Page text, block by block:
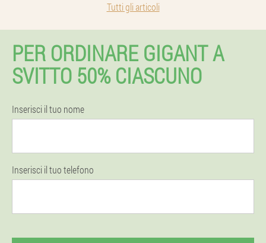
Tutti gli articoli
PER ORDINARE GIGANT A
SVITTO 50% CIASCUNO
Inserisci il tuo nome
Inserisci il tuo telefono